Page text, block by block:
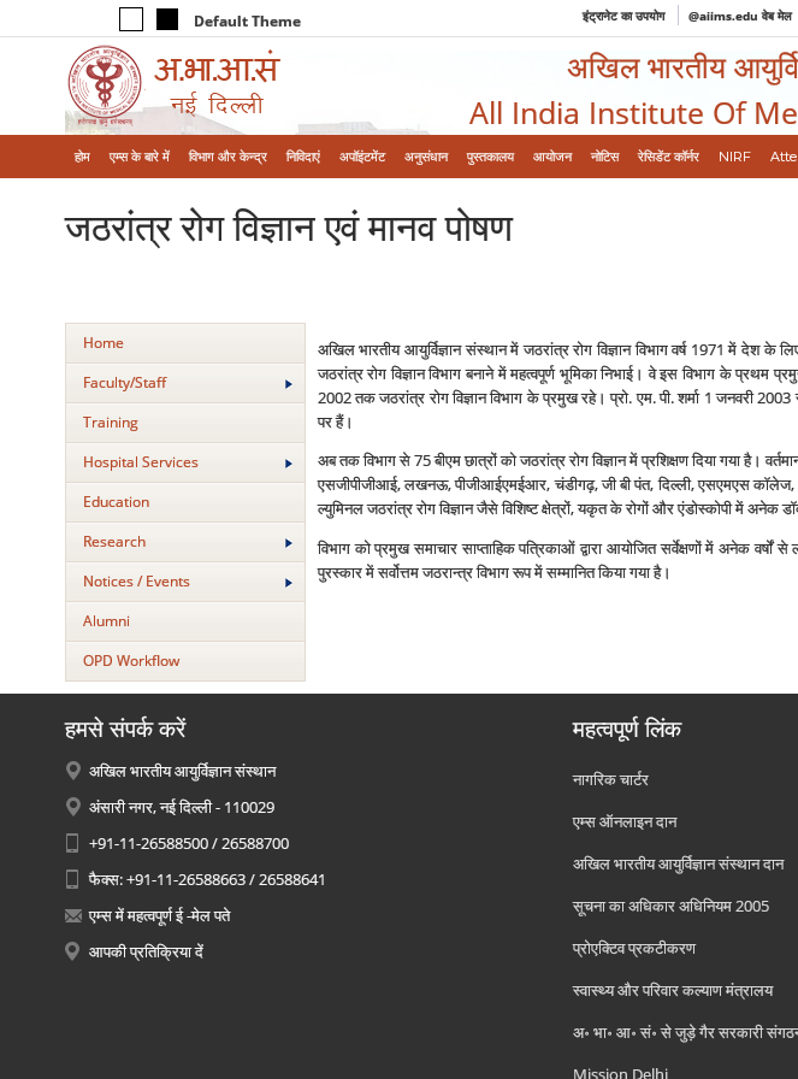
Default Theme इंट्रानेट का उपयोग @aiims.edu वेब मेल
अखिल भारतीय
All India Institute Of
होम एम्‍स के बारे में विभाग और केन्‍द्र निविदाएं अपॉइंटमेंट अनुसंधान पुस्तकालय आयोजन नोटिस रेसिडेंट कॉर्नर NIRF
जठरांत्र रोग विज्ञान एवं मानव पोषण
Home
Faculty/Staff
Training
Hospital Services
Education
Research
Notices / Events
Alumni
OPD Workflow
अखिल भारतीय आयुर्विज्ञान संस्‍थान में जठरांत्र रोग विज्ञान विभाग वर्ष 1971 में देश
जठरांत्र रोग विज्ञान विभाग बनाने में महत्‍वपूर्ण भूमिका निभाई। वे इस विभाग के
2002 तक जठरांत्र रोग विज्ञान विभाग के प्रमुख रहे। प्रो. एम. पी. शर्मा 1 जनवरी
पर हैं।
अब तक विभाग से 75 बीएम छात्रों को जठरांत्र रोग विज्ञान में प्रशिक्षण दिया गया है।
एसजीपीजीआई, लखनऊ, पीजीआईएमईआर, चंडीगढ़, जी बी पंत, दिल्‍ली, एसएमएस
ल्‍युमिनल जठरांत्र रोग विज्ञान जैसे विशिष्‍ट क्षेत्रों, यकृत के रोगों और एंडोस्‍कोपी में अनेक
विभाग को प्रमुख समाचार साप्‍ताहिक पत्रिकाओं द्वारा आयोजित सर्वेक्षणों में अनेक वर्षों
पुरस्‍कार में सर्वोत्तम जठरान्‍त्र विभाग रूप में सम्‍मानित किया गया है।
हमसे संपर्क करें
अखिल भारतीय आयुर्विज्ञान संस्थान
अंसारी नगर, नई दिल्ली - 110029
+91-11-26588500 / 26588700
फैक्स: +91-11-26588663 / 26588641
एम्स में महत्वपूर्ण ई -मेल पते
आपकी प्रतिक्रिया दें
महत्वपूर्ण लिंक
नागरिक चार्टर
एम्स ऑनलाइन दान
अखिल भारतीय आयुर्विज्ञान संस्थान दान
सूचना का अधिकार अधिनियम 2005
प्रोएक्टिव प्रकटीकरण
स्वास्थ्य और परिवार कल्याण मंत्रालय
अ॰ भा॰ आ॰ सं॰ से जुड़े गैर सरकारी
Mission Delhi